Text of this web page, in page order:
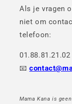
Als je vragen
niet om
telefoon:
01.88.81.21.02
📧
Mama Kana is